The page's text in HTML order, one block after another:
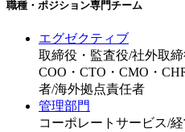
職種・ポジション専門チーム
エグゼクティブ
取締役・監査役/社外取締
COO・CTO・CMO・
者/海外拠点責任者
管理部門
コーポレートサービス/